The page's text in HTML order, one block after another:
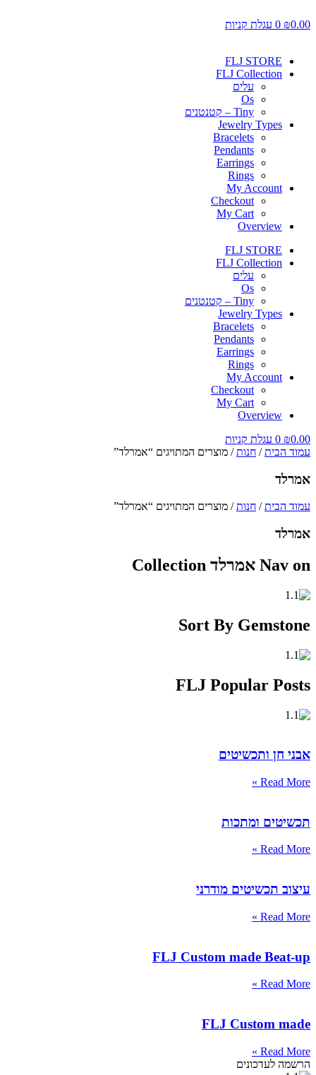
לתוכן₪0.00
0 עגלת קניות
FLJ STORE
FLJ Collection
עלים
Os
Tiny – קטנטנים
Jewelry Types
Bracelets
Pendants
Earrings
Rings
My Account
Checkout
My Cart
Overview
FLJ STORE
FLJ Collection
עלים
Os
Tiny – קטנטנים
Jewelry Types
Bracelets
Pendants
Earrings
Rings
My Account
Checkout
My Cart
Overview
₪0.00
0 עגלת קניות
עמוד הבית/חנות/ מוצרים המתויגים “אמרלד”
אמרלד
עמוד הבית/חנות/ מוצרים המתויגים “אמרלד”
אמרלד
Nav on אמרלד Collection
Sort By Gemstone
FLJ Popular Posts
אבני חן ותכשיטים
Read More »
תכשיטים ומתכות
Read More »
עיצוב תכשיטים מודרני
Read More »
FLJ Custom made Beat-up
Read More »
FLJ Custom made
Read More »
הרשמה לעדכונים